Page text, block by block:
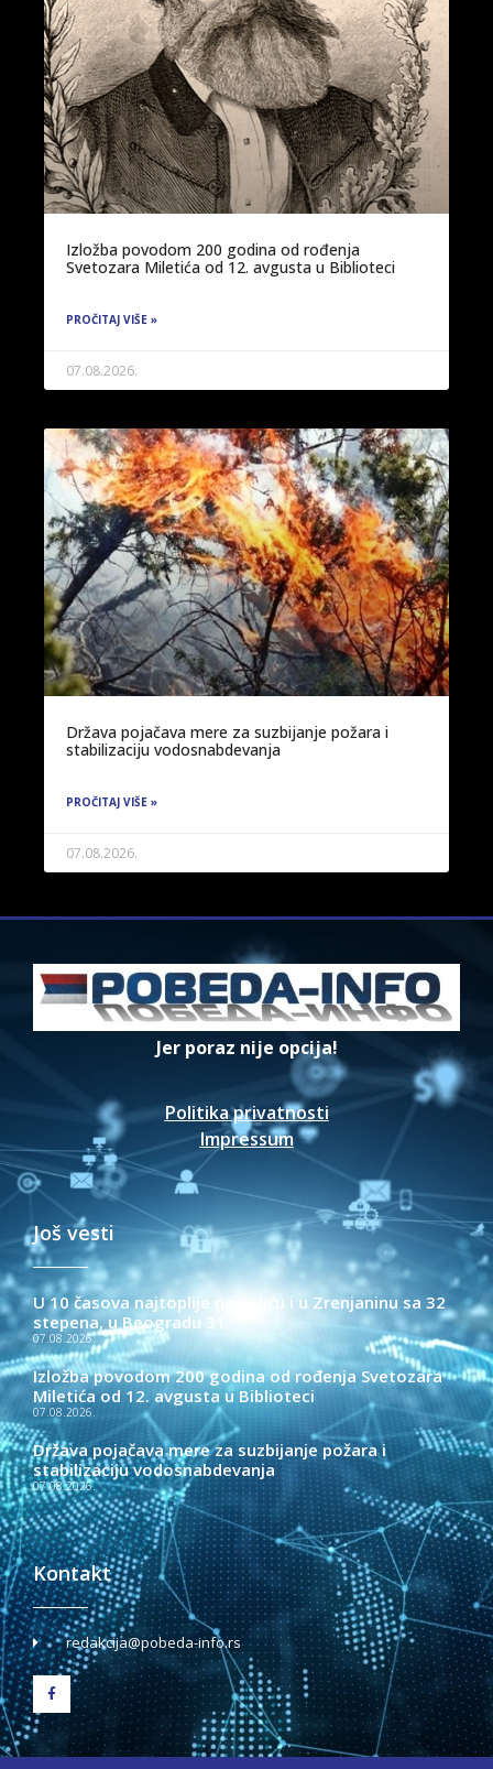
Izložba povodom 200 godina od rođenja
Svetozara Miletića od 12. avgusta u Biblioteci
PROČITAJ VIŠE »
07.08.2026.
Država pojačava mere za suzbijanje požara i
stabilizaciju vodosnabdevanja
PROČITAJ VIŠE »
07.08.2026.
Jer poraz nije opcija!
Politika privatnosti
Impressum
Još vesti
U 10 časova najtoplije na Paliću i u Zrenjaninu sa 32
stepena, u Beogradu 31
07.08.2026.
Izložba povodom 200 godina od rođenja Svetozara
Miletića od 12. avgusta u Biblioteci
07.08.2026.
Država pojačava mere za suzbijanje požara i
stabilizaciju vodosnabdevanja
07.08.2026.
Kontakt
redakcija@pobeda-info.rs